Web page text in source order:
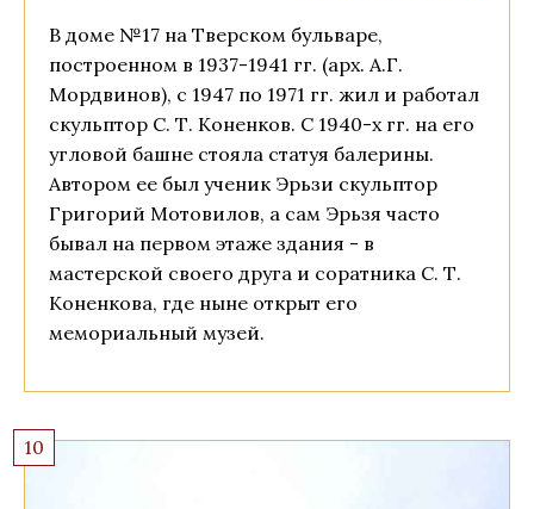
В доме №17 на Тверском бульваре,
построенном в 1937-1941 гг. (арх. А.Г.
Мордвинов), с 1947 по 1971 гг. жил и работал
скульптор С. Т. Коненков. С 1940-х гг. на его
угловой башне стояла статуя балерины.
Автором ее был ученик Эрьзи скульптор
Григорий Мотовилов, а сам Эрьзя часто
бывал на первом этаже здания - в
мастерской своего друга и соратника С. Т.
Коненкова, где ныне открыт его
мемориальный музей.
10